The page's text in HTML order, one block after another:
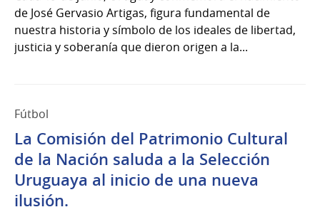
de José Gervasio Artigas, figura fundamental de
nuestra historia y símbolo de los ideales de libertad,
justicia y soberanía que dieron origen a la...
Fútbol
La Comisión del Patrimonio Cultural
de la Nación saluda a la Selección
Uruguaya al inicio de una nueva
ilusión.